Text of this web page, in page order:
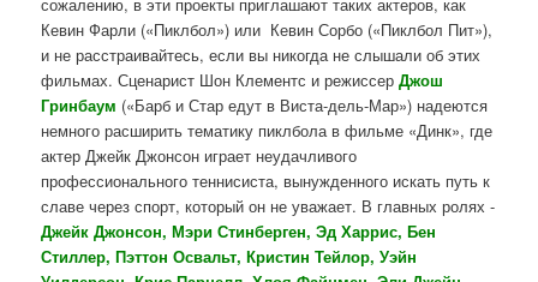
Кевин Фарли («Пиклбол») или Кевин Сорбо («Пиклбол Пит»),
и не расстраивайтесь, если вы никогда не слышали об этих
фильмах. Сценарист Шон Клементс и режиссерДжош
Гринбаум («Барб и Стар едут в Виста-дель-Мар») надеются
немного расширить тематику пиклбола в фильме «Динк», где
актер Джейк Джонсон играет неудачливого
профессионального теннисиста, вынужденного искать путь к
славе через спорт, который он не уважает. В главных ролях -
Джейк Джонсон, Мэри Стинберген, Эд Харрис, Бен
Стиллер, Пэттон Освальт, Кристин Тейлор, Уэйн